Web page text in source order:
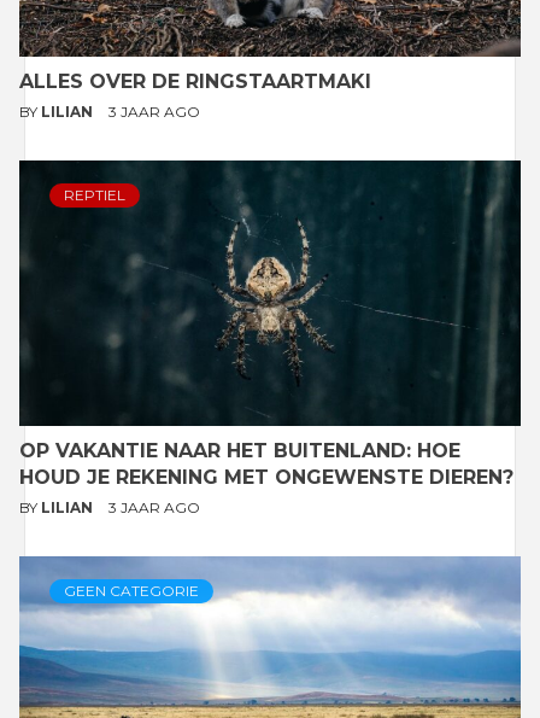
ALLES OVER DE RINGSTAARTMAKI
BY LILIAN 3 JAAR AGO
REPTIEL
OP VAKANTIE NAAR HET BUITENLAND: HOE
HOUD JE REKENING MET ONGEWENSTE DIEREN?
BY LILIAN 3 JAAR AGO
GEEN CATEGORIE